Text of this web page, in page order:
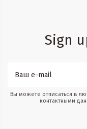
Sign
Вы можете отписаться в
контактными